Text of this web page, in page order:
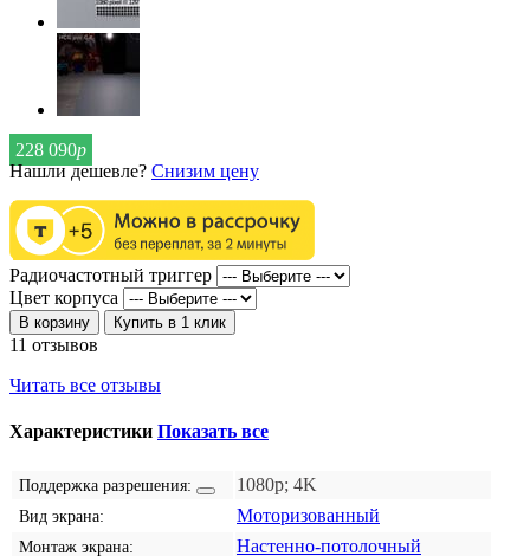
228 090р
Нашли дешевле? Снизим цену
Радиочастотный триггер
Цвет корпуса
В корзину Купить в 1 клик
11 отзывов
Читать все отзывы
Характеристики Показать все
Поддержка разрешения: 1080p; 4K
Вид экрана: Моторизованный
Монтаж экрана: Настенно-потолочный